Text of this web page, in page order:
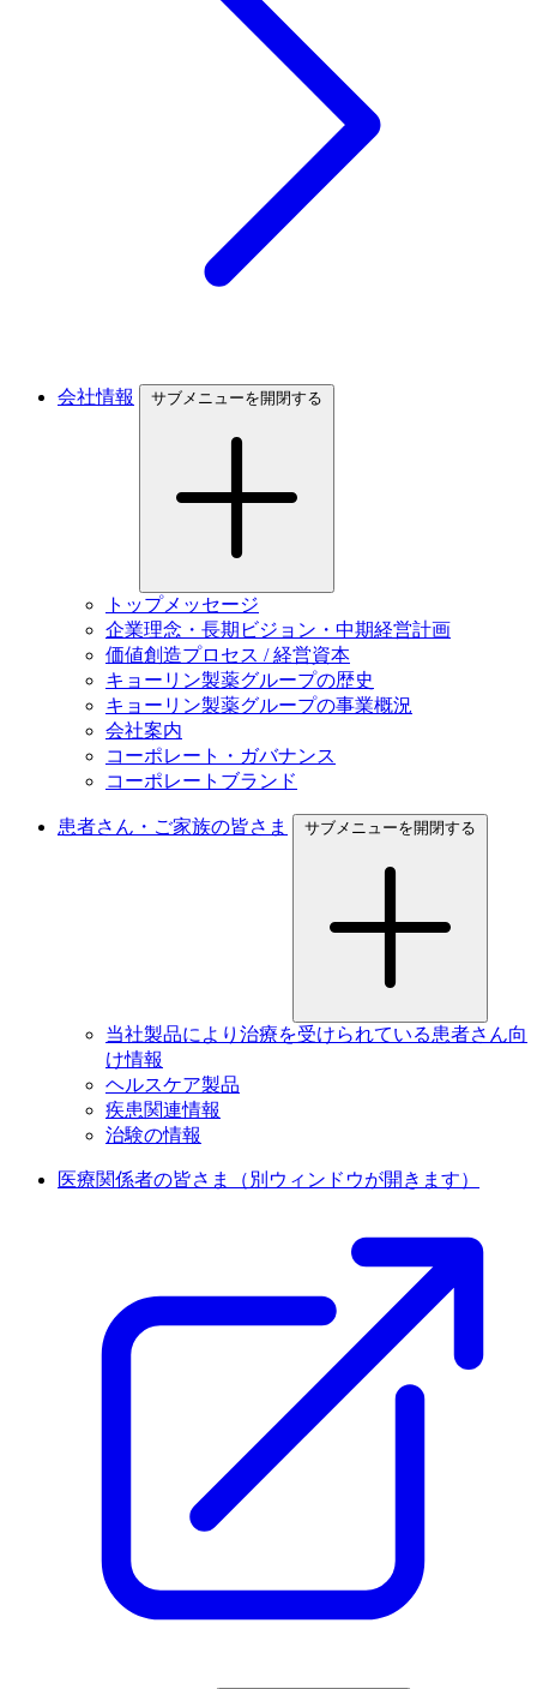
会社情報 サブメニューを開閉する
トップメッセージ
企業理念・長期ビジョン・中期経営計画
価値創造プロセス / 経営資本
キョーリン製薬グループの歴史
キョーリン製薬グループの事業概況
会社案内
コーポレート・ガバナンス
コーポレートブランド
患者さん・ご家族の皆さま サブメニューを開閉する
当社製品により治療を受けられている患者さん向
け情報
ヘルスケア製品
疾患関連情報
治験の情報
医療関係者の皆さま （別ウィンドウが開きます）